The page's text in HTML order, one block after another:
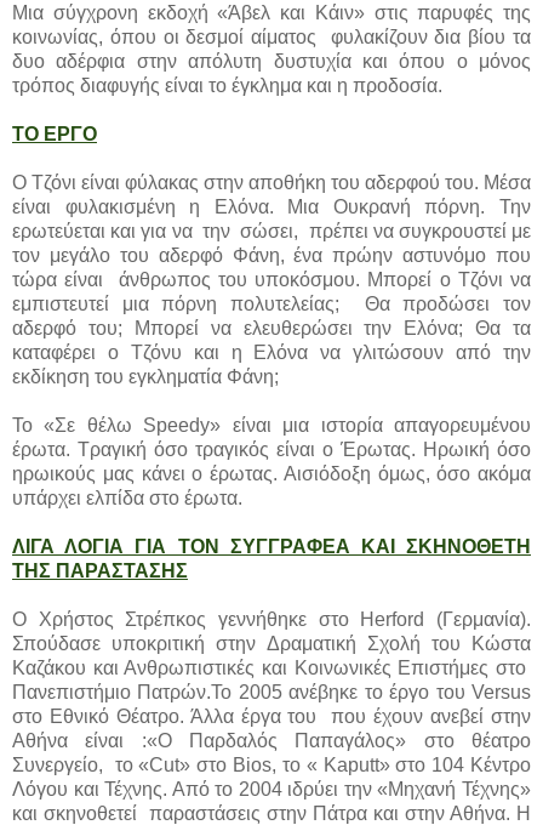
Μια σύγχρονη εκδοχή «Άβελ και Κάιν» στις παρυφές της
κοινωνίας, όπου οι δεσμοί αίματος φυλακίζουν δια βίου τα
δυο αδέρφια στην απόλυτη δυστυχία και όπου ο μόνος
τρόπος διαφυγής είναι το έγκλημα και η προδοσία.
ΤΟ ΕΡΓΟ
Ο Τζόνι είναι φύλακας στην αποθήκη του αδερφού του. Μέσα
είναι φυλακισμένη η Ελόνα. Μια Ουκρανή πόρνη. Την
ερωτεύεται και για να την σώσει, πρέπει να συγκρουστεί με
τον μεγάλο του αδερφό Φάνη, ένα πρώην αστυνόμο που
τώρα είναι άνθρωπος του υποκόσμου. Μπορεί ο Τζόνι να
εμπιστευτεί μια πόρνη πολυτελείας; Θα προδώσει τον
αδερφό του; Μπορεί να ελευθερώσει την Ελόνα; Θα τα
καταφέρει ο Τζόνυ και η Ελόνα να γλιτώσουν από την
εκδίκηση του εγκληματία Φάνη;
Το «Σε θέλω Speedy» είναι μια ιστορία απαγορευμένου
έρωτα. Τραγική όσο τραγικός είναι ο Έρωτας. Ηρωική όσο
ηρωικούς μας κάνει ο έρωτας. Αισιόδοξη όμως, όσο ακόμα
υπάρχει ελπίδα στο έρωτα.
ΛΙΓΑ ΛΟΓΙΑ ΓΙΑ ΤΟΝ ΣΥΓΓΡΑΦΕΑ ΚΑΙ ΣΚΗΝΟΘΕΤΗ
ΤΗΣ ΠΑΡΑΣΤΑΣΗΣ
Ο Χρήστος Στρέπκος γεννήθηκε στο Herford (Γερμανία).
Σπούδασε υποκριτική στην Δραματική Σχολή του Κώστα
Καζάκου και Ανθρωπιστικές και Κοινωνικές Επιστήμες στο
Πανεπιστήμιο Πατρών.Το 2005 ανέβηκε το έργο του Versus
στο Εθνικό Θέατρο. Άλλα έργα του που έχουν ανεβεί στην
Αθήνα είναι :«Ο Παρδαλός Παπαγάλος» στο θέατρο
Συνεργείο, το «Cut» στο Bios, το « Kaputt» στο 104 Κέντρο
Λόγου και Τέχνης. Από το 2004 ιδρύει την «Μηχανή Τέχνης»
και σκηνοθετεί παραστάσεις στην Πάτρα και στην Αθήνα. Η